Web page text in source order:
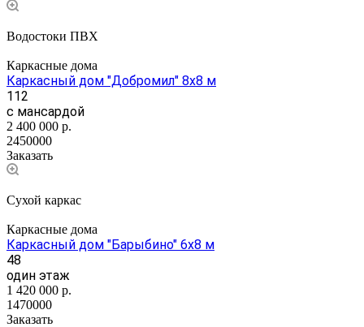
Водостоки ПВХ
Каркасные дома
Каркасный дом "Добромил" 8х8 м
112
с мансардой
2 400 000 р.
2450000
Заказать
Сухой каркас
Каркасные дома
Каркасный дом "Барыбино" 6х8 м
48
один этаж
1 420 000 р.
1470000
Заказать